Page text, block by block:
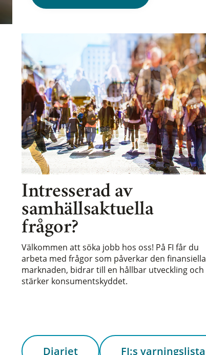
Intresserad av
samhällsaktuella
frågor?
Välkommen att söka jobb hos oss! På FI får du
arbeta med frågor som påverkar den finansiella
marknaden, bidrar till en hållbar utveckling och
stärker konsumentskyddet.
Diariet FI:s varningslista